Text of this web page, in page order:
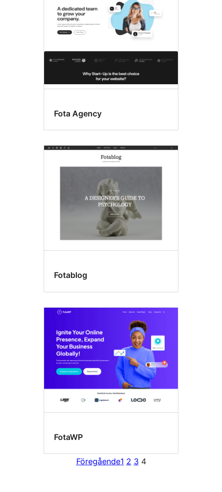
Fota Agency
Fotablog
FotaWP
Föregående1 2 3 4